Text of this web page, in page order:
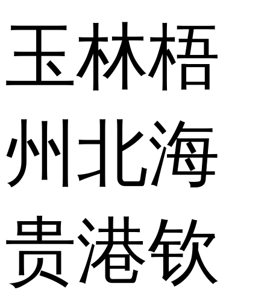
玉林梧
州 北海
贵港钦